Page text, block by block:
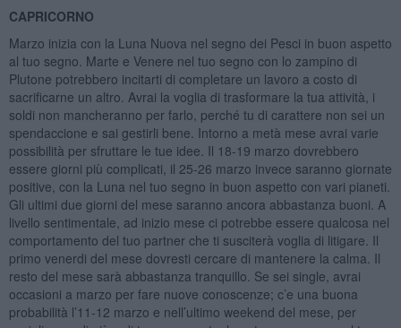
CAPRICORNO
Marzo inizia con la Luna Nuova nel segno dei Pesci in buon aspetto
al tuo segno. Marte e Venere nel tuo segno con lo zampino di
Plutone potrebbero incitarti di completare un lavoro a costo di
sacrificarne un altro. Avrai la voglia di trasformare la tua attività, i
soldi non mancheranno per farlo, perché tu di carattere non sei un
spendaccione e sai gestirli bene. Intorno a metà mese avrai varie
possibilità per sfruttare le tue idee. Il 18-19 marzo dovrebbero
essere giorni più complicati, il 25-26 marzo invece saranno giornate
positive, con la Luna nel tuo segno in buon aspetto con vari pianeti.
Gli ultimi due giorni del mese saranno ancora abbastanza buoni. A
livello sentimentale, ad inizio mese ci potrebbe essere qualcosa nel
comportamento del tuo partner che ti susciterà voglia di litigare. Il
primo venerdi del mese dovresti cercare di mantenere la calma. Il
resto del mese sarà abbastanza tranquillo. Se sei single, avrai
occasioni a marzo per fare nuove conoscenze; c’e una buona
probabilità l’11-12 marzo e nell’ultimo weekend del mese, per